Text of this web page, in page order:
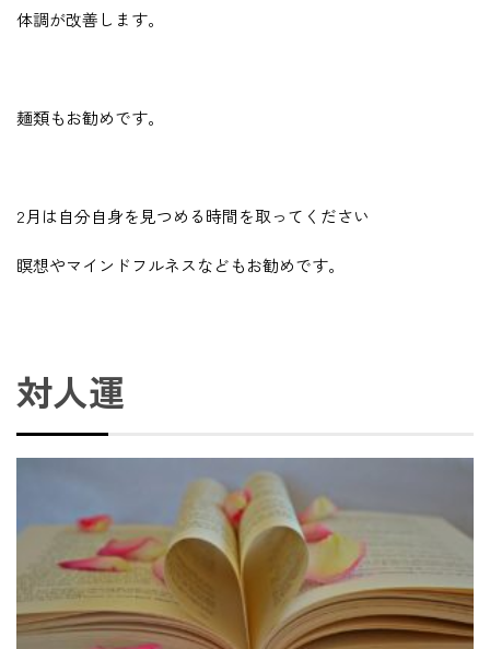
体調が改善します。
麺類もお勧めです。
2月は自分自身を見つめる時間を取ってください
瞑想やマインドフルネスなどもお勧めです。
対人運